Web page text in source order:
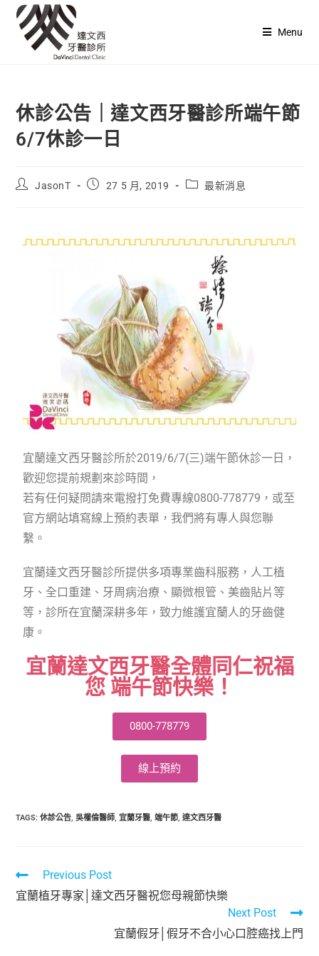
Menu
休診公告｜達文西牙醫診所端午節
6/7休診一日
JasonT 27 5 月, 2019 最新消息
宜蘭達文西牙醫診所於2019/6/7(三)端午節休診一日，
歡迎您提前規劃來診時間，
若有任何疑問請來電撥打免費專線0800-778779，或至
官方網站填寫線上預約表單，我們將有專人與您聯
繫。
宜蘭達文西牙醫診所提供多項專業齒科服務，人工植
牙、全口重建、牙周病治療、顯微根管、美齒貼片等
等，診所在宜蘭深耕多年，致力維護宜蘭人的牙齒健
康。
宜蘭達文西牙醫全體同仁祝福
您 端午節快樂！
0800-778779
線上預約
TAGS:休診公告, 吳權倫醫師, 宜蘭牙醫, 端午節, 達文西牙醫
Previous Post
宜蘭植牙專家│達文西牙醫祝您母親節快樂
Next Post
宜蘭假牙│假牙不合小心口腔癌找上門